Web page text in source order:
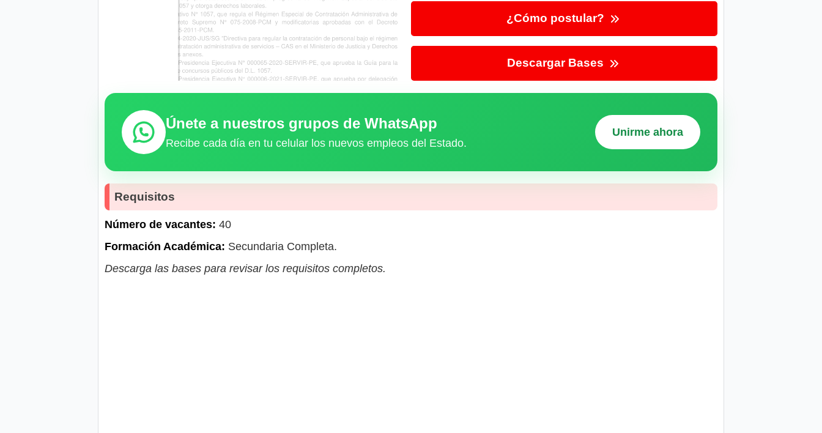
¿Cómo postular?
Descargar Bases
Únete a nuestros grupos de WhatsApp
Recibe cada día en tu celular los nuevos empleos del Estado.
Unirme ahora
Requisitos
Número de vacantes: 40
Formación Académica: Secundaria Completa.
Descarga las bases para revisar los requisitos completos.